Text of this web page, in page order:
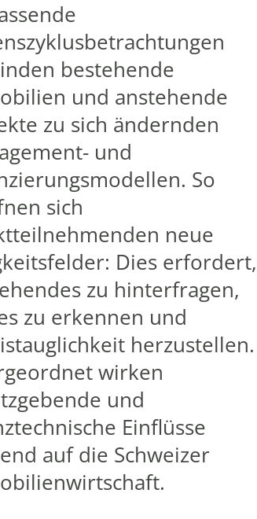
bestehende
und anstehende
zu sich ändernden
und
So
sich
neue
Dies erfordert,
zu hinterfragen,
zu erkennen und
herzustellen.
wirken
und
Einflüsse
auf die Schweizer